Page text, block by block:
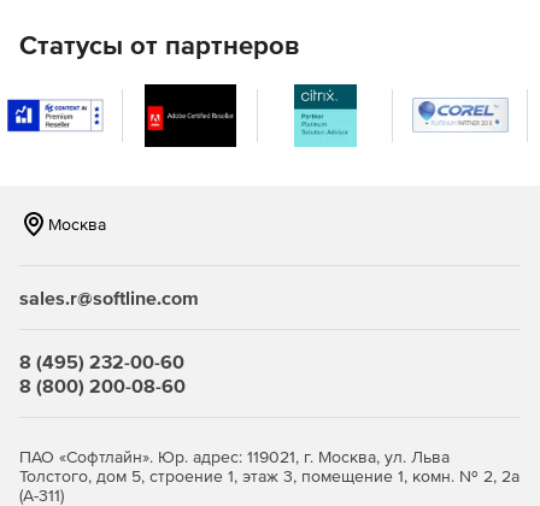
Статусы от партнеров
Москва
sales.r@softline.com
8 (495) 232-00-60
8 (800) 200-08-60
ПАО «Софтлайн». Юр. адрес: 119021, г. Москва, ул. Льва
Толстого, дом 5, строение 1, этаж 3, помещение 1, комн. № 2, 2а
(А-311)